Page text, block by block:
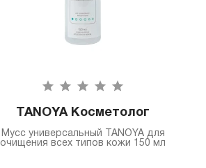
TANOYA Косметолог
Мусс универсальный TANOYA для
очищения всех типов кожи 150 мл